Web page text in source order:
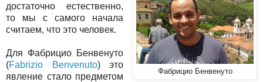
Фабрицио Бенвенуто
достаточно естественно,
то мы с самого начала
считаем, что это человек.
Для Фабрицио Бенвенуто
(Fabrizio Benvenuto) это
явление стало предметом